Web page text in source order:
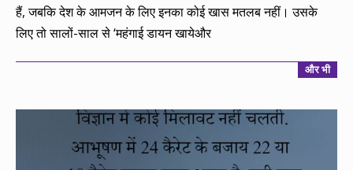
हैं, जबकि देश के आमजन के लिए इनका कोई खास मतलब नहीं। उसके
लिए तो सालों-साल से ‘महंगाई डायन खायेऔर
और भी